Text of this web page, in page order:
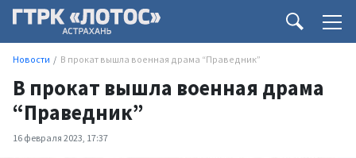
Новости В прокат вышла военная драма “Праведник”
В прокат вышла военная драма
“Праведник”
16 февраля 2023, 17:37